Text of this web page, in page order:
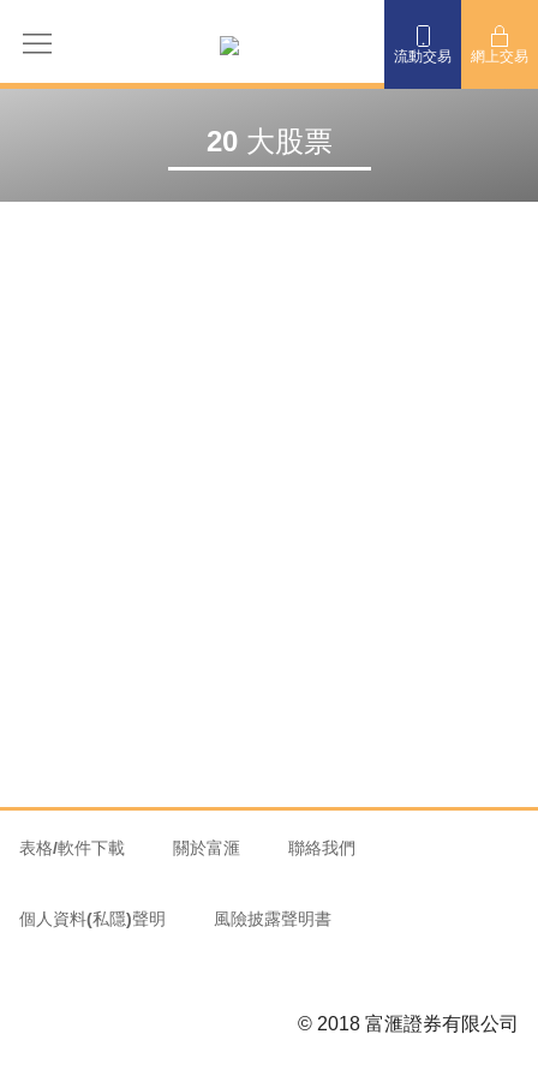
流動交易 網上交易
20 大股票
表格/軟件下載 關於富滙 聯絡我們
個人資料(私隱)聲明 風險披露聲明書
© 2018 富滙證券有限公司